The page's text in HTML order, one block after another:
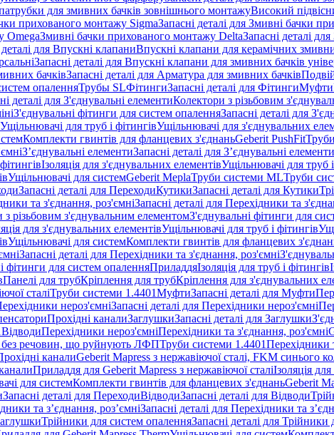
для змивних бачків зовнішнього монтажуВисокий
прихованого монтажу SigmaЗапасні деталі для Змивні бачки
OmegaЗмивні бачки прихованого монтажу DeltaЗапасні деталі
деталі для Впускні клапаниВпускні клапани для керамічних
Запасні деталі для Впускні клапани для змивних бачків
бачкiвЗапасні деталі для Арматура для змивних бачкiв
опаленняТрубы SLФітингиЗапасні деталі для ФітингиМуфти
деталі для З'єднувальні елементиКолектори з різьбовим
З'єднувальні фітинги для систем опаленняЗапасні деталі для
Ущільнювачі для труб і фітингівУщільнювачі для з'єднувальних
Комплекти гвинтів для фланцевих з'єднаньGeberit PushFit
З’єднувальні елементиЗапасні деталі для З’єднувальні елементи
Ізоляція для з'єднувальних елементівУщільнювачі для труб
Ущільнювачі для системGeberit MeplaТруби системи MLТруби
Запасні деталі для ПереходиКутикиЗапасні деталі для Кутики
та з'єднання, роз'ємніЗапасні деталі для Перехідники та
з різьбовим з'єднувальним елементомЗ'єднувальні фітинги для
для з'єднувальних елементівУщільнювачі для труб і фітингів
Ущільнювачі для системКомплекти гвинтів для фланцевих
Запасні деталі для Перехідники та з'єднання, роз'ємні
фітинги для систем опаленняПриладдяІзоляція для труб і фітингів
Панелі для трубКріплення для трубКріплення для з'єднувальних
сталіТруби системи 1.4401МуфтиЗапасні деталі для Муфти
нероз'ємніЗапасні деталі для Перехідники нероз'ємні
Прохідні каналиЗаглушкиЗапасні деталі для Заглушки
ВідводиПерехідники нероз'ємніПерехідники та з'єднання, роз'ємні
без речовин, що руйнують ЛФПТруби системи 1.4401Перехідники
каналиGeberit Mapress з нержавіючої сталі, FKM синього
Приладдя для Geberit Mapress з нержавіючої сталіІзоляція
для системКомплекти гвинтів для фланцевих з'єднаньGeberit
Запасні деталі для ПереходиВідводиЗапасні деталі для Відводи
та з’єднання, роз’ємніЗапасні деталі для Перехідники та
Трійники для систем опаленняЗапасні деталі для